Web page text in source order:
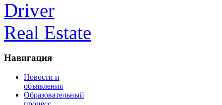
Driver
Real Estate
Навигация
Новости и
объявления
Образовательный